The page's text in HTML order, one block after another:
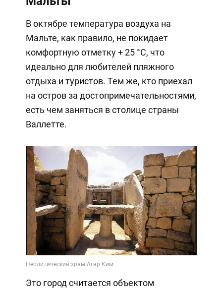
В октябре температура воздуха на
Мальте, как правило, не покидает
комфортную отметку + 25 °C, что
идеально для любителей пляжного
отдыха и туристов. Тем же, кто приехал
на остров за достопримечательностями,
есть чем заняться в столице страны
Валлетте.
Это город считается объектом